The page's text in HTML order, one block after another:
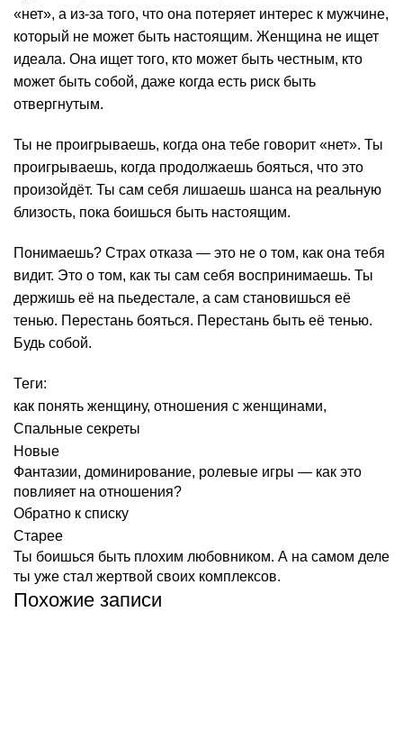
«нет», а из-за того, что она потеряет интерес к мужчине,
который не может быть настоящим. Женщина не ищет
идеала. Она ищет того, кто может быть честным, кто
может быть собой, даже когда есть риск быть
отвергнутым.
Ты не проигрываешь, когда она тебе говорит «нет». Ты
проигрываешь, когда продолжаешь бояться, что это
произойдёт. Ты сам себя лишаешь шанса на реальную
близость, пока боишься быть настоящим.
Понимаешь? Страх отказа — это не о том, как она тебя
видит. Это о том, как ты сам себя воспринимаешь. Ты
держишь её на пьедестале, а сам становишься её
тенью. Перестань бояться. Перестань быть её тенью.
Будь собой.
Теги:
как понять женщину, отношения с женщинами,
Спальные секреты
Новые
Фантазии, доминирование, ролевые игры — как это
повлияет на отношения?
Обратно к списку
Старее
Ты боишься быть плохим любовником. А на самом деле
ты уже стал жертвой своих комплексов.
Похожие записи